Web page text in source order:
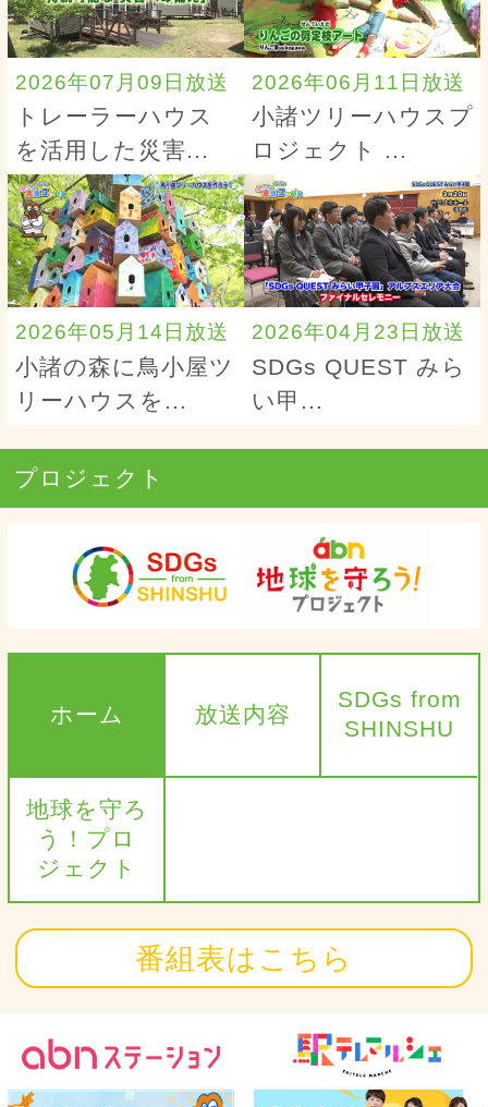
2026年07月09日放送
トレーラーハウス
を活用した災害...
2026年06月11日放送
小諸ツリーハウスプ
ロジェクト ...
2026年05月14日放送
小諸の森に鳥小屋ツ
リーハウスを...
2026年04月23日放送
SDGs QUEST みら
い甲...
プロジェクト
ホーム 放送内容
SDGs from
SHINSHU
地球を守ろ
う！プロ
ジェクト
番組表はこちら